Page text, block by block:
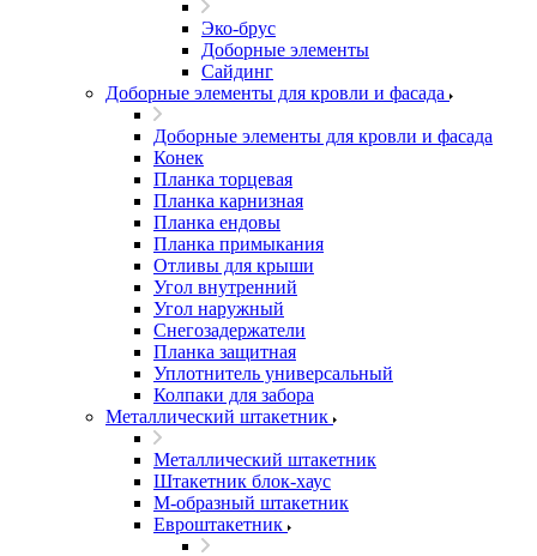
Эко-брус
Доборные элементы
Сайдинг
Доборные элементы для кровли и фасада
Доборные элементы для кровли и фасада
Конек
Планка торцевая
Планка карнизная
Планка ендовы
Планка примыкания
Отливы для крыши
Угол внутренний
Угол наружный
Снегозадержатели
Планка защитная
Уплотнитель универсальный
Колпаки для забора
Металлический штакетник
Металлический штакетник
Штакетник блок-хаус
М-образный штакетник
Евроштакетник